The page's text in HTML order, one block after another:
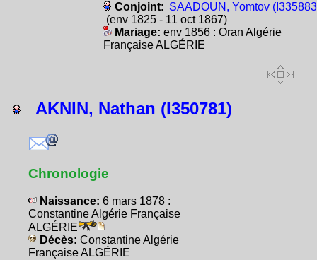
Conjoint: SAADOUN, Yomtov
(env 1825 - 11 oct 1867)
Mariage: env 1856 : Oran Algérie
Française ALGÉRIE
AKNIN, Nathan (I350781)
Chronologie
Naissance: 6 mars 1878 :
Constantine Algérie Française
ALGÉRIE
Décès: Constantine Algérie
Française ALGÉRIE